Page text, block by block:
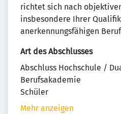
richtet sich nach
insbesondere Ihrer
anerkennungsfähigen
Art des Abschlusses
Abschluss Hochschule /
Berufsakademie
Schüler
Mehr anzeigen